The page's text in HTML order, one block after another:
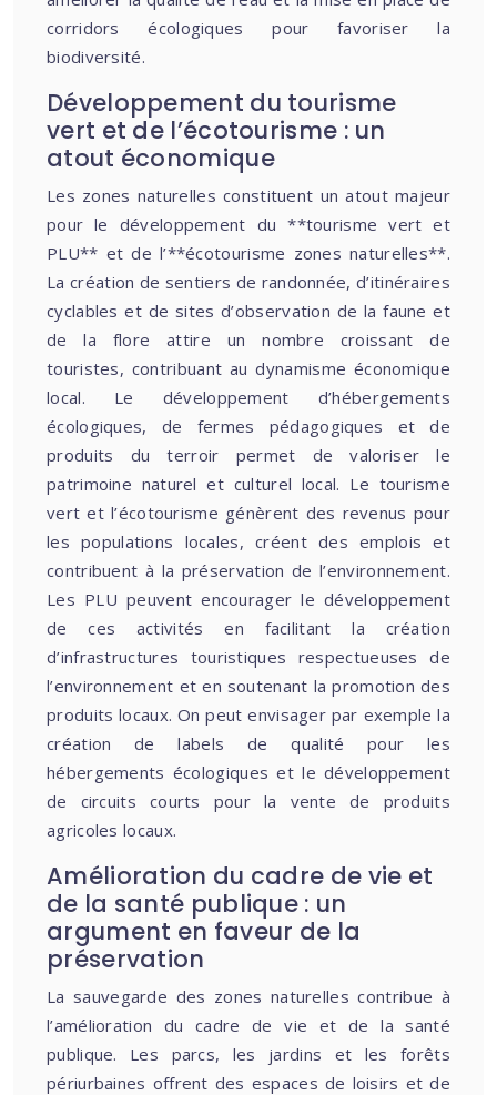
corridors écologiques pour favoriser la
biodiversité.
Développement du tourisme
vert et de l’écotourisme : un
atout économique
Les zones naturelles constituent un atout majeur
pour le développement du **tourisme vert et
PLU** et de l’**écotourisme zones naturelles**.
La création de sentiers de randonnée, d’itinéraires
cyclables et de sites d’observation de la faune et
de la flore attire un nombre croissant de
touristes, contribuant au dynamisme économique
local. Le développement d’hébergements
écologiques, de fermes pédagogiques et de
produits du terroir permet de valoriser le
patrimoine naturel et culturel local. Le tourisme
vert et l’écotourisme génèrent des revenus pour
les populations locales, créent des emplois et
contribuent à la préservation de l’environnement.
Les PLU peuvent encourager le développement
de ces activités en facilitant la création
d’infrastructures touristiques respectueuses de
l’environnement et en soutenant la promotion des
produits locaux. On peut envisager par exemple la
création de labels de qualité pour les
hébergements écologiques et le développement
de circuits courts pour la vente de produits
agricoles locaux.
Amélioration du cadre de vie et
de la santé publique : un
argument en faveur de la
préservation
La sauvegarde des zones naturelles contribue à
l’amélioration du cadre de vie et de la santé
publique. Les parcs, les jardins et les forêts
périurbaines offrent des espaces de loisirs et de